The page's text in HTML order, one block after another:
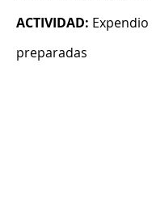
ACTIVIDAD:
preparadas